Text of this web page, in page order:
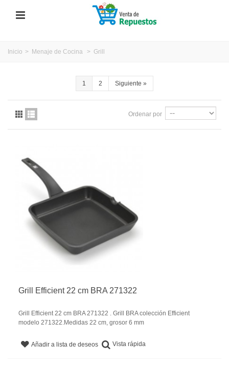
Inicio > Menaje de Cocina > Grill
1 2 Siguiente »
Ordenar por
Grill Efficient 22 cm BRA 271322
Grill Efficient 22 cm BRA 271322 . Grill BRA colección Efficient
modelo 271322.Medidas 22 cm, grosor 6 mm
Añadir a lista de deseos Vista rápida